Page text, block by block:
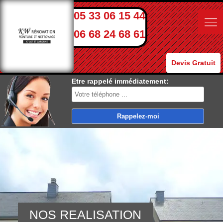
05 33 06 15 44
06 68 24 68 61
Devis Gratuit
Etre rappelé immédiatement:
NOS REALISATION